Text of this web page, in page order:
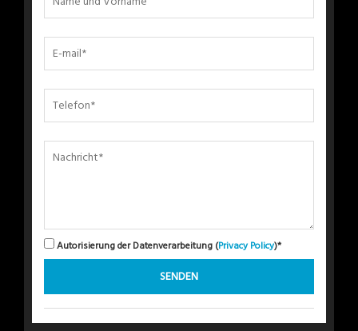
Autorisierung der Datenverarbeitung (Privacy Policy)*